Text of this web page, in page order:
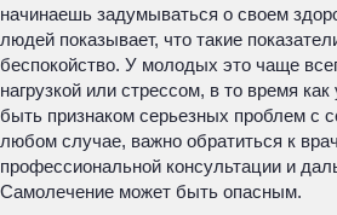
начинаешь задумываться о своем
людей показывает, что такие
беспокойство. У молодых это чаще
нагрузкой или стрессом, в то время
быть признаком серьезных проблем с
любом случае, важно обратиться к
профессиональной консультации и
Самолечение может быть опасным.